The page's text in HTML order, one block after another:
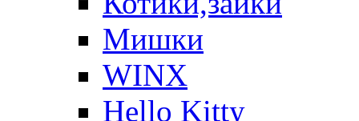
Мишки
WINX
Hello Kitty